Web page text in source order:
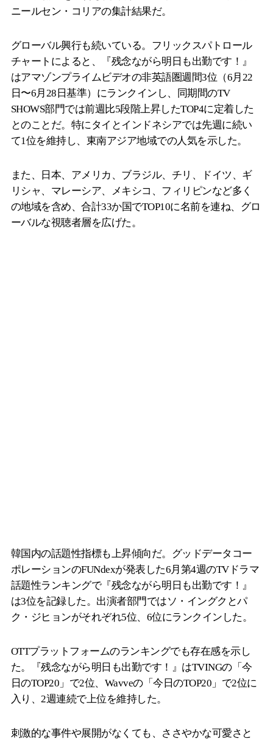
ニールセン・コリアの集計結果だ。
グローバル興行も続いている。フリックスパトロール
チャートによると、『残念ながら明日も出勤です！』
はアマゾンプライムビデオの非英語圏週間3位（6月22
日〜6月28日基準）にランクインし、同期間のTV
SHOWS部門では前週比5段階上昇したTOP4に定着した
とのことだ。特にタイとインドネシアでは先週に続い
て1位を維持し、東南アジア地域での人気を示した。
また、日本、アメリカ、ブラジル、チリ、ドイツ、ギ
リシャ、マレーシア、メキシコ、フィリピンなど多く
の地域を含め、合計33か国でTOP10に名前を連ね、グロ
ーバルな視聴者層を広げた。
韓国内の話題性指標も上昇傾向だ。グッドデータコー
ポレーションのFUNdexが発表した6月第4週のTVドラマ
話題性ランキングで『残念ながら明日も出勤です！』
は3位を記録した。出演者部門ではソ・イングクとパ
ク・ジヒョンがそれぞれ5位、6位にランクインした。
OTTプラットフォームのランキングでも存在感を示し
た。『残念ながら明日も出勤です！』はTVINGの「今
日のTOP20」で2位、Wavveの「今日のTOP20」で2位に
入り、2週連続で上位を維持した。
刺激的な事件や展開がなくても、ささやかな可愛さと